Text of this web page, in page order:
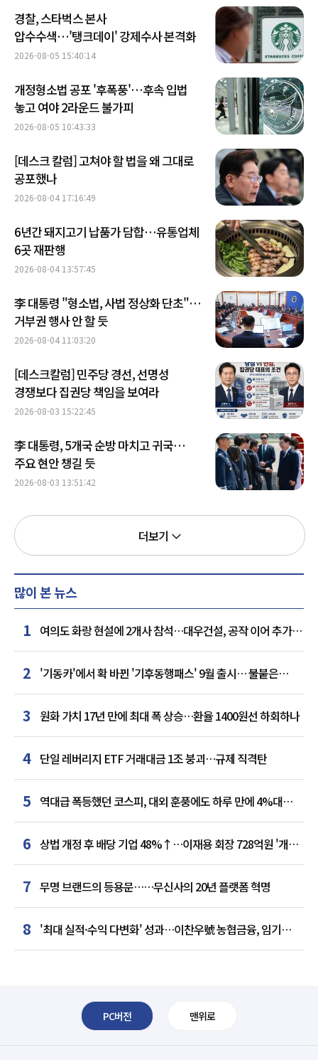
경찰, 스타벅스 본사
압수수색…'탱크데이' 강제수사 본격화
2026-08-05 15:40:14
개정형소법 공포 '후폭풍'…후속 입법
놓고 여야 2라운드 불가피
2026-08-05 10:43:33
[데스크 칼럼] 고쳐야 할 법을 왜 그대로
공포했나
2026-08-04 17:16:49
6년간 돼지고기 납품가 담합…유통업체
6곳 재판행
2026-08-04 13:57:45
李 대통령 "형소법, 사법 정상화 단초"…
거부권 행사 안 할 듯
2026-08-04 11:03:20
[데스크칼럼] 민주당 경선, 선명성
경쟁보다 집권당 책임을 보여라
2026-08-03 15:22:45
李 대통령, 5개국 순방 마치고 귀국…
주요 현안 챙길 듯
2026-08-03 13:51:42
더보기
많이 본 뉴스
1 여의도 화랑 현설에 2개사 참석…대우건설, 공작 이어 추가
거점 확보하나
2 '기동카'에서 확 바뀐 '기후동행패스' 9월 출시… 불붙은
카드사 경쟁
3 원화 가치 17년 만에 최대 폭 상승…환율 1400원선 하회하나
4 단일 레버리지 ETF 거래대금 1조 붕괴…규제 직격탄
5 역대급 폭등했던 코스피, 대외 훈풍에도 하루 만에 4%대
급락
6 상법 개정 후 배당 기업 48%↑…이재용 회장 728억원 '개인
최다'
7 무명 브랜드의 등용문……무신사의 20년 플랫폼 혁명
8 '최대 실적·수익 다변화' 성과…이찬우號 농협금융, 임기
말년 성장 박차
PC버전 맨위로